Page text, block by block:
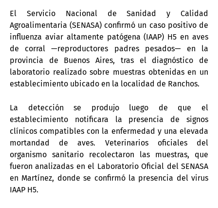
El Servicio Nacional de Sanidad y Calidad
Agroalimentaria (SENASA) confirmó un caso positivo de
influenza aviar altamente patógena (IAAP) H5 en aves
de corral —reproductores padres pesados— en la
provincia de Buenos Aires, tras el diagnóstico de
laboratorio realizado sobre muestras obtenidas en un
establecimiento ubicado en la localidad de Ranchos.
La detección se produjo luego de que el
establecimiento notificara la presencia de signos
clínicos compatibles con la enfermedad y una elevada
mortandad de aves. Veterinarios oficiales del
organismo sanitario recolectaron las muestras, que
fueron analizadas en el Laboratorio Oficial del SENASA
en Martínez, donde se confirmó la presencia del virus
IAAP H5.